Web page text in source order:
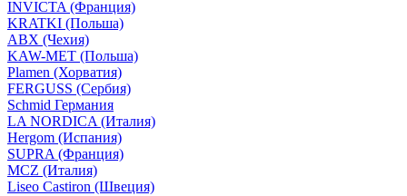
INVICTA (Франция)
KRATKI (Польша)
ABX (Чехия)
KAW-MET (Польша)
Plamen (Хорватия)
FERGUSS (Сербия)
Schmid Германия
LA NORDICA (Италия)
Hergom (Испания)
SUPRA (Франция)
MCZ (Италия)
Liseo Castiron (Швеция)